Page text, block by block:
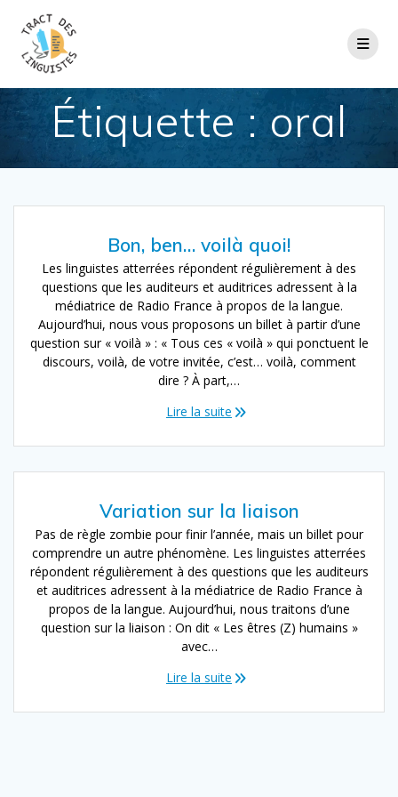
Étiquette : oral
Bon, ben… voilà quoi!
Les linguistes atterrées répondent régulièrement à des
questions que les auditeurs et auditrices adressent à la
médiatrice de Radio France à propos de la langue.
Aujourd’hui, nous vous proposons un billet à partir d’une
question sur « voilà » : « Tous ces « voilà » qui ponctuent le
discours, voilà, de votre invitée, c’est… voilà, comment
dire ? À part,…
Lire la suite
Variation sur la liaison
Pas de règle zombie pour finir l’année, mais un billet pour
comprendre un autre phénomène. Les linguistes atterrées
répondent régulièrement à des questions que les auditeurs
et auditrices adressent à la médiatrice de Radio France à
propos de la langue. Aujourd’hui, nous traitons d’une
question sur la liaison : On dit « Les êtres (Z) humains »
avec…
Lire la suite